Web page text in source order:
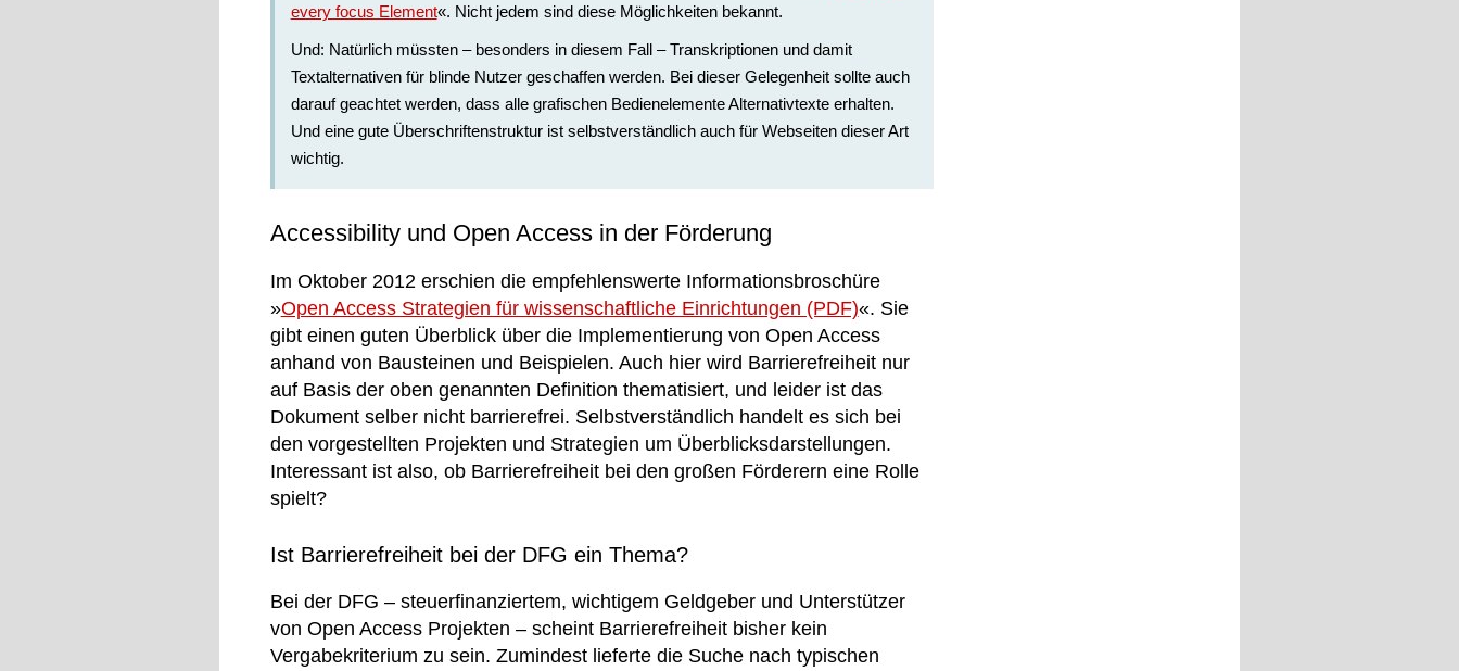
every focus Element«. Nicht jedem sind diese Möglichkeiten bekannt.
Und: Natürlich müssten – besonders in diesem Fall – Transkriptionen und damit
Textalternativen für blinde Nutzer geschaffen werden. Bei dieser Gelegenheit sollte auch
darauf geachtet werden, dass alle grafischen Bedienelemente Alternativtexte erhalten.
Und eine gute Überschriftenstruktur ist selbstverständlich auch für Webseiten dieser Art
wichtig.
Accessibility und Open Access in der Förderung
Im Oktober 2012 erschien die empfehlenswerte Informationsbroschüre
»Open Access Strategien für wissenschaftliche Einrichtungen (PDF)«. Sie
gibt einen guten Überblick über die Implementierung von Open Access
anhand von Bausteinen und Beispielen. Auch hier wird Barrierefreiheit nur
auf Basis der oben genannten Definition thematisiert, und leider ist das
Dokument selber nicht barrierefrei. Selbstverständlich handelt es sich bei
den vorgestellten Projekten und Strategien um Überblicksdarstellungen.
Interessant ist also, ob Barrierefreiheit bei den großen Förderern eine Rolle
spielt?
Ist Barrierefreiheit bei der DFG ein Thema?
Bei der DFG – steuerfinanziertem, wichtigem Geldgeber und Unterstützer
von Open Access Projekten – scheint Barrierefreiheit bisher kein
Vergabekriterium zu sein. Zumindest lieferte die Suche nach typischen